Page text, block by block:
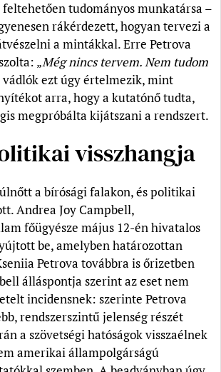
feltehetően tudományos munkatársa –
rákérdezett, hogyan tervezi a
a mintákkal. Erre Petrova
„Még nincs tervem. Nem tudom
ezt úgy értelmezik, mint
arra, hogy a kutatónő tudta,
megpróbálta kijátszani a rendszert.
visszhangja
a bírósági falakon, és politikai
Andrea Joy Campbell,
főügyésze május 12-én hivatalos
be, amelyben határozottan
Petrova továbbra is őrizetben
álláspontja szerint az eset nem
incidensnek: szerinte Petrova
rendszerszintű jelenség részét
a szövetségi hatóságok visszaélnek
amerikai állampolgárságú